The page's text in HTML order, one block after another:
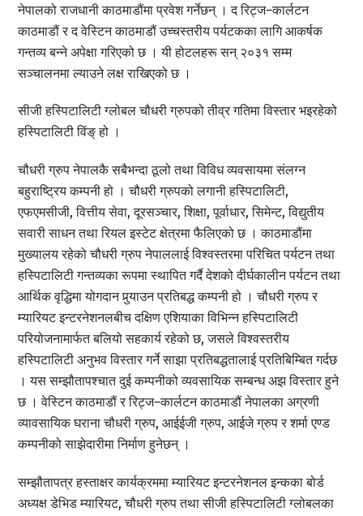
नेपालको राजधानी काठमाडौंमा प्रवेश गर्नेछन् । द रिट्ज–कार्लटन
काठमाडौं र द वेस्टिन काठमाडौं उच्चस्तरीय पर्यटकका लागि आकर्षक
गन्तव्य बन्ने अपेक्षा गरिएको छ । यी होटलहरू सन् २०३१ सम्म
सञ्चालनमा ल्याउने लक्ष राखिएको छ ।
सीजी हस्पिटालिटी ग्लोबल चौधरी ग्रुपको तीव्र गतिमा विस्तार भइरहेको
हस्पिटालिटी विंङ् हो ।
चौधरी ग्रुप नेपालकै सबैभन्दा ठूलो तथा विविध व्यवसायमा संलग्न
बहुराष्ट्रिय कम्पनी हो । चौधरी ग्रुपको लगानी हस्पिटालिटी,
एफएमसीजी, वित्तीय सेवा, दूरसञ्चार, शिक्षा, पूर्वाधार, सिमेन्ट, विद्युतीय
सवारी साधन तथा रियल इस्टेट क्षेत्रमा फैलिएको छ । काठमाडौंमा
मुख्यालय रहेको चौधरी ग्रुप नेपाललाई विश्वस्तरमा परिचित पर्यटन तथा
हस्पिटालिटी गन्तव्यका रूपमा स्थापित गर्दै देशको दीर्घकालीन पर्यटन तथा
आर्थिक वृद्धिमा योगदान पुर्‍याउन प्रतिबद्ध कम्पनी हो । चौधरी ग्रुप र
म्यारियट इन्टरनेशनलबीच दक्षिण एशियाका विभिन्न हस्पिटालिटी
परियोजनामार्फत बलियो सहकार्य रहेको छ, जसले विश्वस्तरीय
हस्पिटालिटी अनुभव विस्तार गर्ने साझा प्रतिबद्धतालाई प्रतिबिम्बित गर्दछ
। यस सम्झौतापश्चात दुई कम्पनीको व्यवसायिक सम्बन्ध अझ विस्तार हुने
छ । वेस्टिन काठमाडौं र रिट्ज–कार्लटन काठमाडौं नेपालका अग्रणी
व्यावसायिक घराना चौधरी ग्रुप, आईईजी ग्रुप, आईजे ग्रुप र शर्मा एण्ड
कम्पनीको साझेदारीमा निर्माण हुनेछन् ।
सम्झौतापत्र हस्ताक्षर कार्यक्रममा म्यारियट इन्टरनेशनल इन्कका बोर्ड
अध्यक्ष डेभिड म्यारियट, चौधरी ग्रुप तथा सीजी हस्पिटालिटी ग्लोबलका